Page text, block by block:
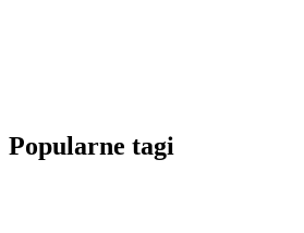
Popularne tagi